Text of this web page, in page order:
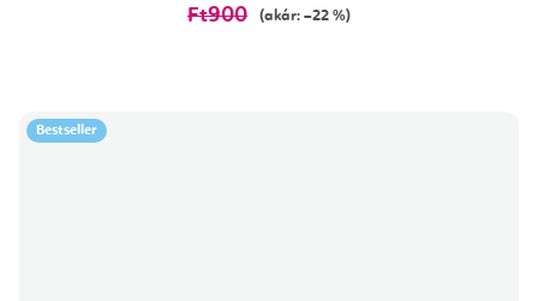
Ft900 (akár: –22 %)
Bestseller